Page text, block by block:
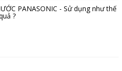
PANASONIC - Sử dụng như thế
?